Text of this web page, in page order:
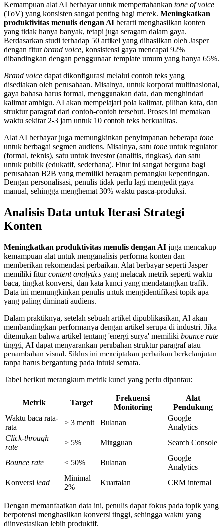
Kemampuan alat AI berbayar untuk mempertahankan tone of voice
(ToV) yang konsisten sangat penting bagi merek. Meningkatkan
produktivitas menulis dengan AI berarti menghasilkan konten
yang tidak hanya banyak, tetapi juga seragam dalam gaya.
Berdasarkan studi terhadap 50 artikel yang dihasilkan oleh Jasper
dengan fiturbrand voice, konsistensi gaya mencapai 92%
dibandingkan dengan penggunaan template umum yang hanya 65%.
Brand voice dapat dikonfigurasi melalui contoh teks yang
disediakan oleh perusahaan. Misalnya, untuk korporat multinasional,
gaya bahasa harus formal, menggunakan data, dan menghindari
kalimat ambigu. AI akan mempelajari pola kalimat, pilihan kata, dan
struktur paragraf dari contoh-contoh tersebut. Proses ini memakan
waktu sekitar 2-3 jam untuk 10 contoh teks berkualitas.
Alat AI berbayar juga memungkinkan penyimpanan beberapa tone
untuk berbagai segmen audiens. Misalnya, satu tone untuk regulator
(formal, teknis), satu untuk investor (analitis, ringkas), dan satu
untuk publik (edukatif, sederhana). Fitur ini sangat berguna bagi
perusahaan B2B yang memiliki beragam pemangku kepentingan.
Dengan personalisasi, penulis tidak perlu lagi mengedit gaya
manual, sehingga menghemat 30% waktu pasca-produksi.
Analisis Data untuk Iterasi Strategi
Konten
Meningkatkan produktivitas menulis dengan AI juga mencakup
kemampuan alat untuk menganalisis performa konten dan
memberikan rekomendasi perbaikan. Alat berbayar seperti Jasper
memiliki fiturcontent analytics yang melacak metrik seperti waktu
baca, tingkat konversi, dan kata kunci yang mendatangkan trafik.
Data ini memungkinkan penulis untuk mengidentifikasi topik apa
yang paling diminati audiens.
Dalam praktiknya, setelah sebuah artikel dipublikasikan, Al akan
membandingkan performanya dengan artikel serupa di industri. Jika
ditemukan bahwa artikel tentang 'energi surya' memiliki bounce rate
tinggi, AI dapat menyarankan perubahan struktur paragraf atau
penambahan visual. Siklus ini menciptakan perbaikan berkelanjutan
tanpa harus bergantung pada intuisi semata.
Tabel berikut merangkum metrik kunci yang perlu dipantau:
Metrik Target
Frekuensi
Monitoring
Alat
Pendukung
Waktu baca rata-
rata
> 3 menit Bulanan
Google
Analytics
Click-through
rate
> 5% Mingguan Search Console
Bounce rate < 50% Bulanan
Google
Analytics
Konversi lead
Minimal
2%
Kuartalan CRM internal
Dengan memanfaatkan data ini, penulis dapat fokus pada topik yang
berpotensi menghasilkan konversi tinggi, sehingga waktu yang
diinvestasikan lebih produktif.